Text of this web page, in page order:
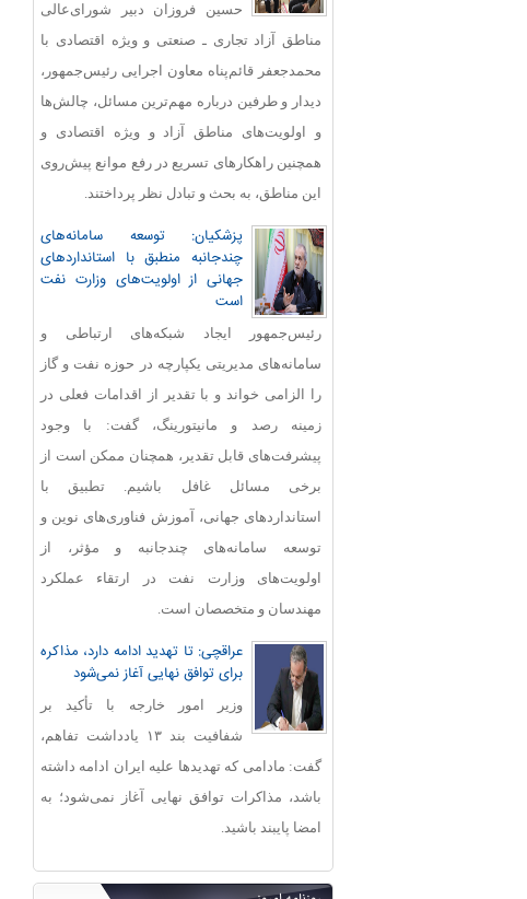
حسین فروزان دبیر شورای‌عالی
مناطق آزاد تجاری ـ صنعتی و ویژه اقتصادی با
محمدجعفر قائم‌پناه معاون اجرایی رئیس‌جمهور،
دیدار و طرفین درباره مهم‌ترین مسائل، چالش‌ها
و اولویت‌های مناطق آزاد و ویژه اقتصادی و
همچنین راهکارهای تسریع در رفع موانع پیش‌روی
این مناطق، به بحث و تبادل نظر پرداختند.
پزشکیان: توسعه سامانه‌های
چندجانبه منطبق با استانداردهای
جهانی از اولویت‌های وزارت نفت
است
رئیس‌جمهور ایجاد شبکه‌های ارتباطی و
سامانه‌های مدیریتی یکپارچه در حوزه نفت و گاز
را الزامی خواند و با تقدیر از اقدامات فعلی در
زمینه رصد و مانیتورینگ، گفت: با وجود
پیشرفت‌های قابل‌ تقدیر، همچنان ممکن است از
برخی مسائل غافل باشیم. تطبیق با
استانداردهای جهانی، آموزش فناوری‌های نوین و
توسعه سامانه‌های چندجانبه و مؤثر، از
اولویت‌های وزارت نفت در ارتقاء عملکرد
مهندسان و متخصصان است.
عراقچی: تا تهدید ادامه دارد، مذاکره
برای توافق نهایی آغاز نمی‌شود
وزیر امور خارجه با تأکید بر
شفافیت بند ۱۳ یادداشت تفاهم،
گفت: مادامی که تهدیدها علیه ایران ادامه داشته
باشد، مذاکرات توافق نهایی آغاز نمی‌شود؛ به
امضا پایبند باشید.